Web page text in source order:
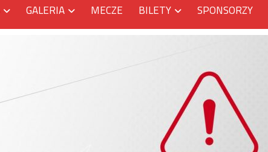
GALERIA MECZE BILETY SPONSORZY